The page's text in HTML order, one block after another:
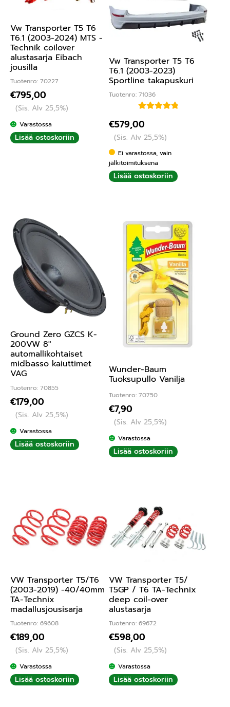
Vw Transporter T5 T6
T6.1 (2003-2024) MTS -
Technik coilover
alustasarja Eibach
jousilla
Tuotenro: 70227
€795,00
(Sis. Alv 25,5%)
Varastossa
Lisää ostoskoriin
Vw Transporter T5 T6
T6.1 (2003-2023)
Sportline takapuskuri
Tuotenro: 71036
tuotteesta:
5.00/ 5
€579,00
(Sis. Alv 25,5%)
Ei varastossa, vain
jälkitoimituksena
Lisää ostoskoriin
Ground Zero GZCS K-
200VW 8″
automallikohtaiset
midbasso kaiuttimet
VAG
Tuotenro: 70855
€179,00
(Sis. Alv 25,5%)
Varastossa
Lisää ostoskoriin
Wunder-Baum
Tuoksupullo Vanilja
Tuotenro: 70750
€7,90
(Sis. Alv 25,5%)
Varastossa
Lisää ostoskoriin
VW Transporter T5/T6
(2003-2019) -40/40mm
TA-Technix
madallusjousisarja
Tuotenro: 69608
€189,00
(Sis. Alv 25,5%)
Varastossa
Lisää ostoskoriin
VW Transporter T5/
T5GP / T6 TA-Technix
deep coil-over
alustasarja
Tuotenro: 69672
€598,00
(Sis. Alv 25,5%)
Varastossa
Lisää ostoskoriin